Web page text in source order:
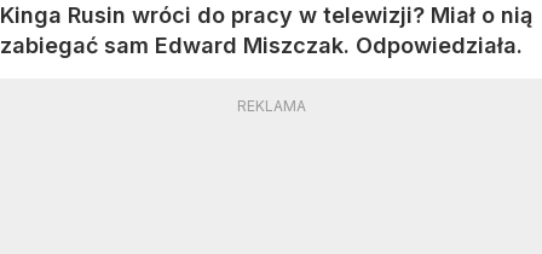
Kinga Rusin wróci do pracy w telewizji? Miał o nią
zabiegać sam Edward Miszczak. Odpowiedziała.